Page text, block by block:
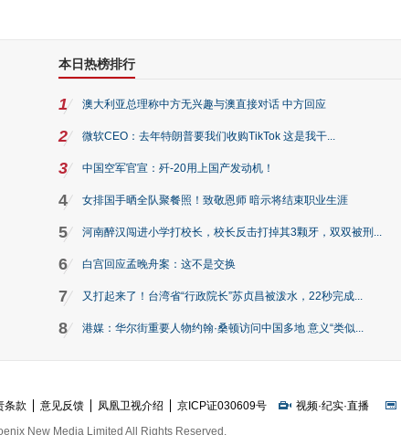
本日热榜排行
1 澳大利亚总理称中方无兴趣与澳直接对话 中方回应
2 微软CEO：去年特朗普要我们收购TikTok 这是我干...
3 中国空军官宣：歼-20用上国产发动机！
4 女排国手晒全队聚餐照！致敬恩师 暗示将结束职业生涯
5 河南醉汉闯进小学打校长，校长反击打掉其3颗牙，双双被刑...
6 白宫回应孟晚舟案：这不是交换
7 又打起来了！台湾省“行政院长”苏贞昌被泼水，22秒完成...
8 港媒：华尔街重要人物约翰·桑顿访问中国多地 意义“类似...
条款 意见反馈 凤凰卫视介绍 京ICP证030609号 视频·纪实·直播
New Media Limited All Rights Reserved.